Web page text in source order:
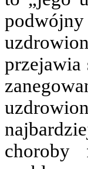
przejawia
choroby